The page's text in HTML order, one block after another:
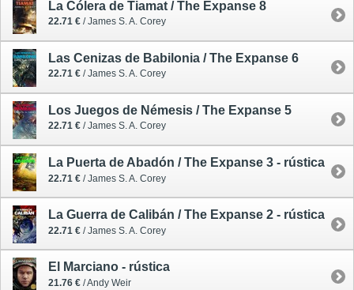
La Cólera de Tiamat / The Expanse 8
22.71 € / James S. A. Corey
Las Cenizas de Babilonia / The Expanse 6
22.71 € / James S. A. Corey
Los Juegos de Némesis / The Expanse 5
22.71 € / James S. A. Corey
La Puerta de Abadón / The Expanse 3 - rústica
22.71 € / James S. A. Corey
La Guerra de Calibán / The Expanse 2 - rústica
22.71 € / James S. A. Corey
El Marciano - rústica
21.76 € / Andy Weir